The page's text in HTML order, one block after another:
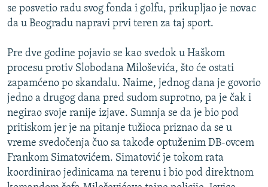
se posvetio radu svog fonda i golfu, prikupljao je novac
da u Beogradu napravi prvi teren za taj sport.
Pre dve godine pojavio se kao svedok u Haškom
procesu protiv Slobodana Miloševića, što će ostati
zapamćeno po skandalu. Naime, jednog dana je govorio
jedno a drugog dana pred sudom suprotno, pa je čak i
negirao svoje ranije izjave. Sumnja se da je bio pod
pritiskom jer je na pitanje tužioca priznao da se u
vreme svedočenja čuo sa takođe optuženim DB-ovcem
Frankom Simatovićem. Simatović je tokom rata
koordinirao jedinicama na terenu i bio pod direktnom